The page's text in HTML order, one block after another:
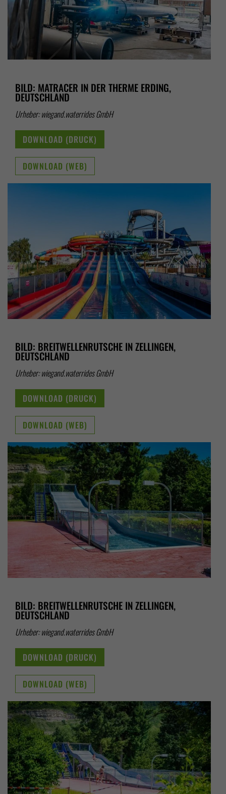
BILD: MATRACER IN DER THERME ERDING,
DEUTSCHLAND
Urheber: wiegand.waterrides GmbH
DOWNLOAD (DRUCK)
DOWNLOAD (WEB)
BILD: BREITWELLENRUTSCHE IN ZELLINGEN,
DEUTSCHLAND
Urheber: wiegand.waterrides GmbH
DOWNLOAD (DRUCK)
DOWNLOAD (WEB)
BILD: BREITWELLENRUTSCHE IN ZELLINGEN,
DEUTSCHLAND
Urheber: wiegand.waterrides GmbH
DOWNLOAD (DRUCK)
DOWNLOAD (WEB)